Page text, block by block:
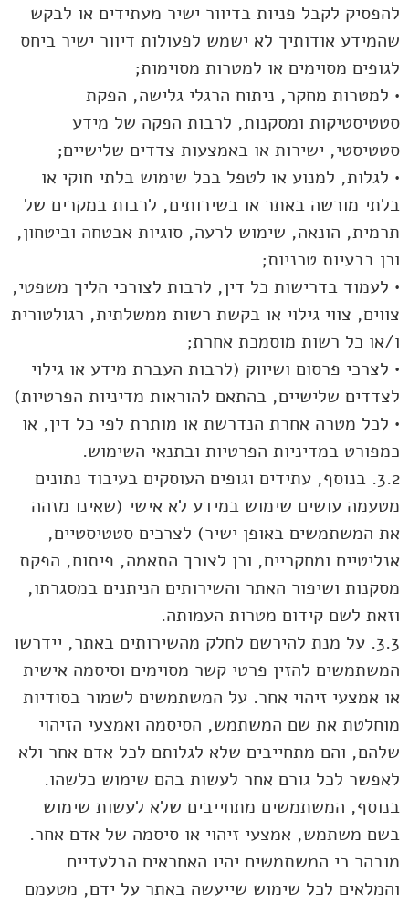
להפסיק לקבל פניות בדיוור ישיר מעתידים או לבקש
שהמידע אודותיך לא ישמש לפעולות דיוור ישיר ביחס
לגופים מסוימים או למטרות מסוימות;
• למטרות מחקר, ניתוח הרגלי גלישה, הפקת
סטטיסטיקות ומסקנות, לרבות הפקה של מידע
סטטיסטי, ישירות או באמצעות צדדים שלישיים;
• לגלות, למנוע או לטפל בכל שימוש בלתי חוקי או
בלתי מורשה באתר או בשירותים, לרבות במקרים של
תרמית, הונאה, שימוש לרעה, סוגיות אבטחה וביטחון,
וכן בבעיות טכניות;
• לעמוד בדרישות כל דין, לרבות לצורכי הליך משפטי,
צווים, צווי גילוי או בקשת רשות ממשלתית, רגולטורית
ו/או כל רשות מוסמכת אחרת;
• לצרכי פרסום ושיווק (לרבות העברת מידע או גילוי
לצדדים שלישיים, בהתאם להוראות מדיניות הפרטיות)
• לכל מטרה אחרת הנדרשת או מותרת לפי כל דין, או
כמפורט במדיניות הפרטיות ובתנאי השימוש.
3.2. בנוסף, עתידים וגופים העוסקים בעיבוד נתונים
מטעמה עושים שימוש במידע לא אישי (שאינו מזהה
את המשתמשים באופן ישיר) לצרכים סטטיסטיים,
אנליטיים ומחקריים, וכן לצורך התאמה, פיתוח, הפקת
מסקנות ושיפור האתר והשירותים הניתנים במסגרתו,
וזאת לשם קידום מטרות העמותה.
3.3. על מנת להירשם לחלק מהשירותים באתר, יידרשו
המשתמשים להזין פרטי קשר מסוימים וסיסמה אישית
או אמצעי זיהוי אחר. על המשתמשים לשמור בסודיות
מוחלטת את שם המשתמש, הסיסמה ואמצעי הזיהוי
שלהם, והם מתחייבים שלא לגלותם לכל אדם אחר ולא
לאפשר לכל גורם אחר לעשות בהם שימוש כלשהו.
בנוסף, המשתמשים מתחייבים שלא לעשות שימוש
בשם משתמש, אמצעי זיהוי או סיסמה של אדם אחר.
מובהר כי המשתמשים יהיו האחראים הבלעדיים
והמלאים לכל שימוש שייעשה באתר על ידם, מטעמם